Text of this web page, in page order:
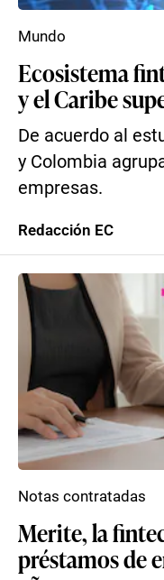
Ecosistema
y el Caribe
De acuerdo al
y Colombia
empresas.
Mundo
Redacción EC
Merite, la
préstamos de
Notas contratadas